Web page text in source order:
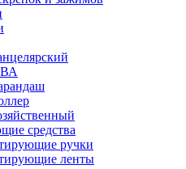
средства
ручки
ленты